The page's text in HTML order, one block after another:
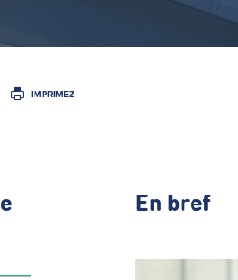
IMPRIMEZ
En bref